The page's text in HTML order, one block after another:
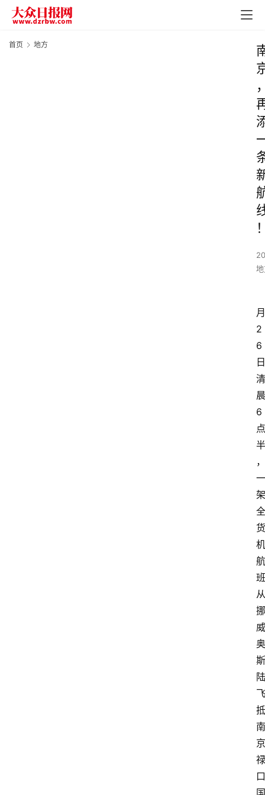
首页 地方
月
2
6
日
清
晨
6
点
半
，
一
架
全
货
机
航
班
从
挪
威
奥
斯
陆
飞
抵
南
京
禄
口
国